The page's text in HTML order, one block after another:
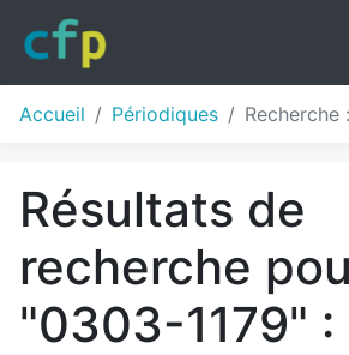
Accueil Périodiques Recherche
Résultats de
recherche
"0303-1179" :